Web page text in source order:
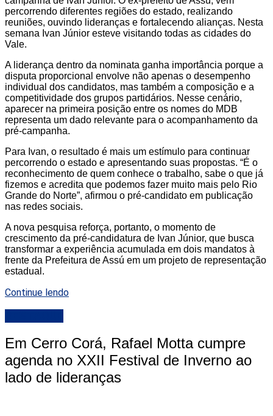
percorrendo diferentes regiões do estado, realizando
reuniões, ouvindo lideranças e fortalecendo alianças. Nesta
semana Ivan Júnior esteve visitando todas as cidades do
Vale.
A liderança dentro da nominata ganha importância porque a
disputa proporcional envolve não apenas o desempenho
individual dos candidatos, mas também a composição e a
competitividade dos grupos partidários. Nesse cenário,
aparecer na primeira posição entre os nomes do MDB
representa um dado relevante para o acompanhamento da
pré-campanha.
Para Ivan, o resultado é mais um estímulo para continuar
percorrendo o estado e apresentando suas propostas. “É o
reconhecimento de quem conhece o trabalho, sabe o que já
fizemos e acredita que podemos fazer muito mais pelo Rio
Grande do Norte”, afirmou o pré-candidato em publicação
nas redes sociais.
A nova pesquisa reforça, portanto, o momento de
crescimento da pré-candidatura de Ivan Júnior, que busca
transformar a experiência acumulada em dois mandatos à
frente da Prefeitura de Assú em um projeto de representação
estadual.
Continue lendo
Em Cerro Corá, Rafael Motta cumpre
agenda no XXII Festival de Inverno ao
lado de lideranças